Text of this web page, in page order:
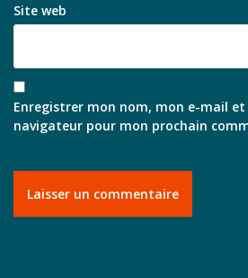
Site web
Enregistrer mon nom, mon e-mail
navigateur pour mon prochain